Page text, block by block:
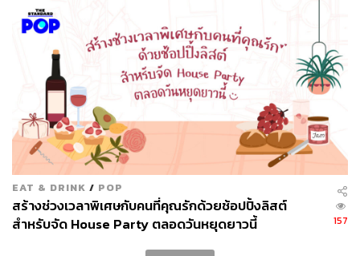
EAT & DRINK / POP
สร้างช่วงเวลาพิเศษกับคนที่คุณรักด้วยช้อปปิ้งลิสต์
สำหรับจัด House Party ตลอดวันหยุดยาวนี้
157